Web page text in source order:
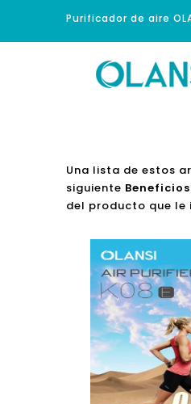
Purificador de aire
Una lista de estos
siguiente
del producto que le